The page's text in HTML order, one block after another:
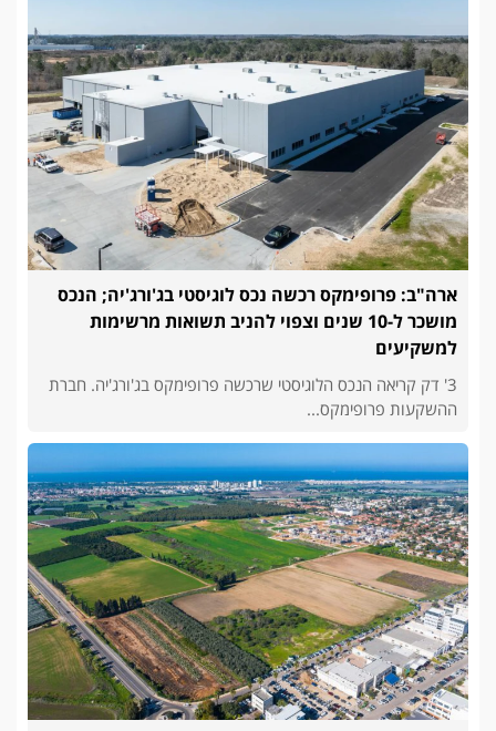
ארה"ב: פרופימקס רכשה נכס לוגיסטי בג'ורג'יה; הנכס
מושכר ל-10 שנים וצפוי להניב תשואות מרשימות
למשקיעים
3' דק קריאה הנכס הלוגיסטי שרכשה פרופימקס בג'ורג'יה. חברת
ההשקעות פרופימקס...